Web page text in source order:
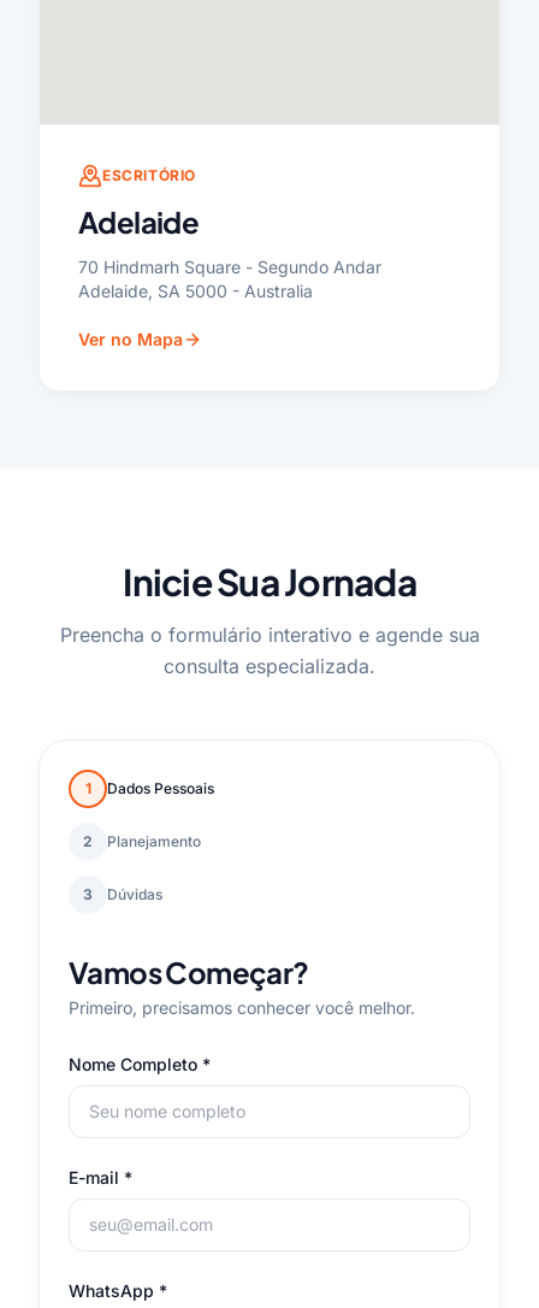
ESCRITÓRIO
Adelaide
70 Hindmarh Square - Segundo Andar
Adelaide, SA 5000 - Australia
Ver no Mapa
Inicie Sua Jornada
Preencha o formulário interativo e agende sua
consulta especializada.
1 Dados Pessoais
2 Planejamento
3 Dúvidas
Vamos Começar?
Primeiro, precisamos conhecer você melhor.
Nome Completo *
E-mail *
WhatsApp *